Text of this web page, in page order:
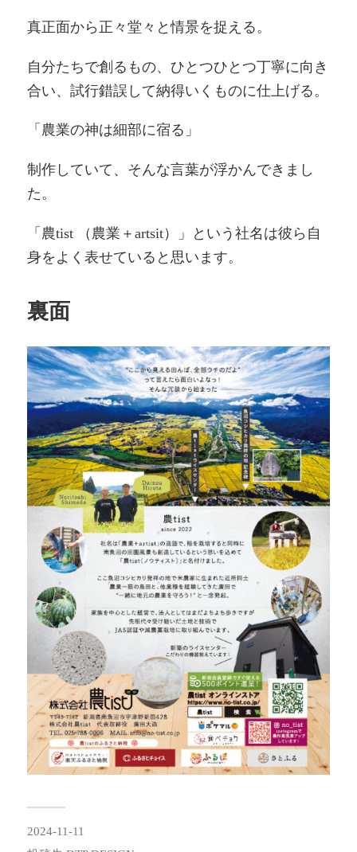
真正面から正々堂々と情景を捉える。
自分たちで創るもの、ひとつひとつ丁寧に向き
合い、試行錯誤して納得いくものに仕上げる。
「農業の神は細部に宿る」
制作していて、そんな言葉が浮かんできまし
た。
「農tist （農業＋artsit）」という社名は彼ら自
身をよく表せていると思います。
裏面
2024-11-11